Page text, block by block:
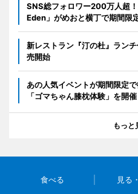
SNS総フォロワー200万人超
Eden」がめおと横丁で期間限
新レストラン『汀の杜』ラン
売開始
あの人気イベントが期間限定
「ゴマちゃん膝枕体験」を開催
もっと
食べる 見る